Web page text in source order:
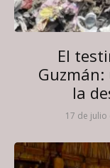
El
la
17 de julio